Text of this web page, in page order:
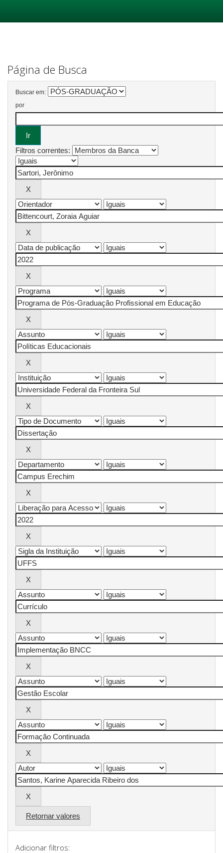
Página de Busca
Buscar em:
por
Filtros correntes:
Retornar valores
Adicionar filtros: